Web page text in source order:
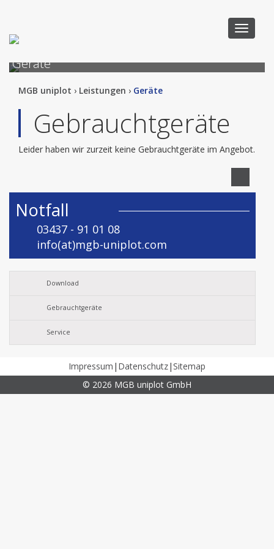
Toggle
Geräte
MGB uniplot › Leistungen › Geräte
Gebrauchtgeräte
Leider haben wir zurzeit keine Gebrauchtgeräte im Angebot.
Notfall
03437 - 91 01 08
info(at)mgb-uniplot.com
Download
Gebrauchtgeräte
Service
Impressum | Datenschutz|Sitemap
© 2026 MGB uniplot GmbH